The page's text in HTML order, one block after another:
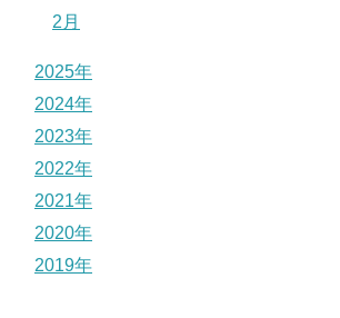
2月
2025年
2024年
2023年
2022年
2021年
2020年
2019年